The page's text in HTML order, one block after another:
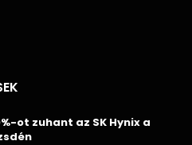
ot zuhant az SK Hynix a